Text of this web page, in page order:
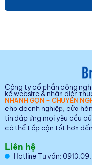
Công ty cổ phần công
kế website & nhận diện
NHANH GỌN – CHUYÊN
cho doanh nghiệp, cửa
tin đáp ứng mọi yêu cầu
có thể tiếp cận tốt hơn
Liên hệ
Hotline Tư vấn: